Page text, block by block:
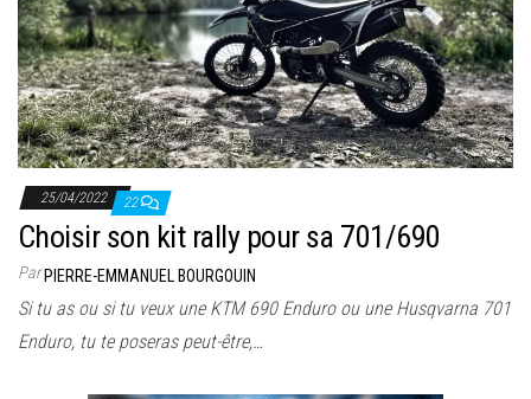
25/04/2022 22
Choisir son kit rally pour sa 701/690
ParPIERRE-EMMANUEL BOURGOUIN
Si tu as ou si tu veux une KTM 690 Enduro ou une Husqvarna 701
Enduro, tu te poseras peut-être,…